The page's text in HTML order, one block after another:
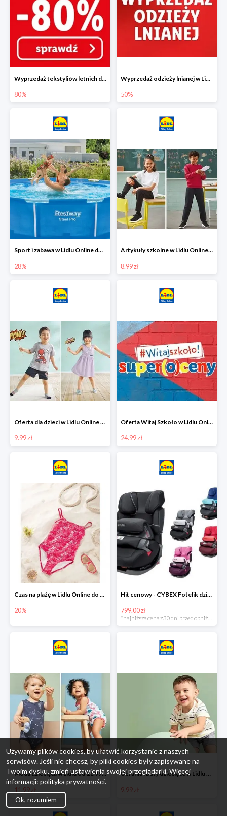
Wyprzedaż tekstyliów letnich dla dzieci w Lidlu Online do -80%
80%
Wyprzedaż odzieży lnianej w Lidlu Online do -50%
50%
Sport i zabawa w Lidlu Online do -28%
28%
Artykuły szkolne w Lidlu Online od 8,99 zł
8.99 zł
Oferta dla dzieci w Lidlu Online od 9,99 zł
9.99 zł
Oferta Witaj Szkoło w Lidlu Online od 24,99 zł
24.99 zł
Czas na plażę w Lidlu Online do -20%
20%
Hit cenowy - CYBEX Fotelik dziecięcy samochodowy Pallasfix grupa I-III, 9-36 kg
799.00 zł
Moda dziecięca w Lidlu od 11.99 zł
11.99 zł
Ubrania i buty dziecięce w Lidlu Online od 9,99 zł
9.99 zł
Używamy plików cookies, by ułatwić korzystanie z naszych
serwisów. Jeśli nie chcesz, by pliki cookies były zapisywane na
Twoim dysku, zmień ustawienia swojej przeglądarki. Więcej
informacji: polityka prywatności.
Ok, rozumiem